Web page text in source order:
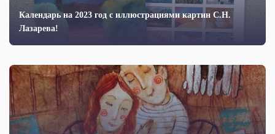
Календарь на 2023 год с иллюстрациями картин С.Н.
Лазарева!